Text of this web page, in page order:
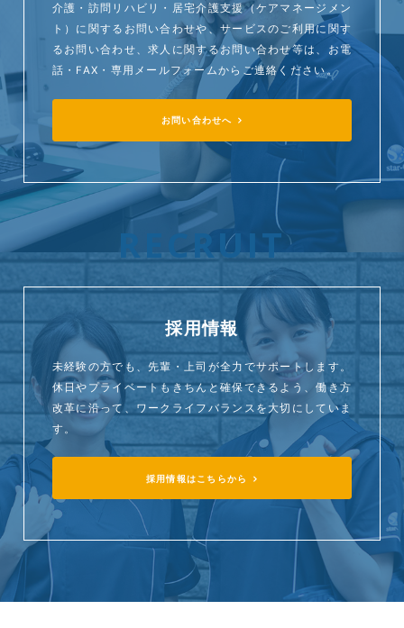
介護・訪問リハビリ・居宅介護支援（ケアマネージメン
ト）に関するお問い合わせや、サービスのご利用に関す
るお問い合わせ、求人に関するお問い合わせ等は、お電
話・FAX・専用メールフォームからご連絡ください。
お問い合わせへ
RECRUIT
採用情報
未経験の方でも、先輩・上司が全力でサポートします。
休日やプライベートもきちんと確保できるよう、働き方
改革に沿って、ワークライフバランスを大切にしていま
す。
採用情報はこちらから